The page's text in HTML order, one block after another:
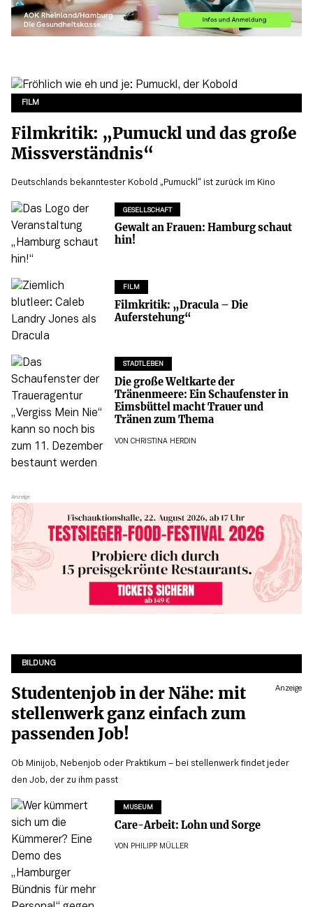
FILM
Filmkritik: „Pumuckl und das große
Missverständnis“
Deutschlands bekanntester Kobold „Pumuckl“ ist zurück im Kino
GESELLSCHAFT
Gewalt an Frauen: Hamburg schaut
hin!
FILM
Filmkritik: „Dracula – Die
Auferstehung“
STADTLEBEN
Die große Weltkarte der
Tränenmeere: Ein Schaufenster in
Eimsbüttel macht Trauer und
Tränen zum Thema
VON CHRISTINA HERDIN
BILDUNG
Anzeige
Studentenjob in der Nähe: mit
stellenwerk ganz einfach zum
passenden Job!
Ob Minijob, Nebenjob oder Praktikum – bei stellenwerk findet jeder
den Job, der zu ihm passt
MUSEUM
Care-Arbeit: Lohn und Sorge
VON PHILIPP MÜLLER